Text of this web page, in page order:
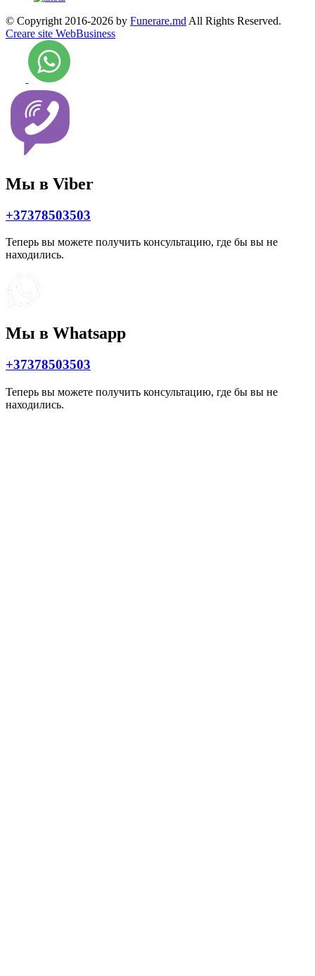
© Copyright 2016-2026 by Funerare.md All Rights Reserved.
Creare site WebBusiness
Мы в Viber
+37378503503
Теперь вы можете получить консультацию, где бы вы не
находились.
Мы в Whatsapp
+37378503503
Теперь вы можете получить консультацию, где бы вы не
находились.